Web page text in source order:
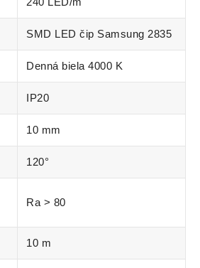
SMD LED čip Samsung 2835
Denná biela 4000 K
IP20
10 mm
120°
Ra > 80
10 m